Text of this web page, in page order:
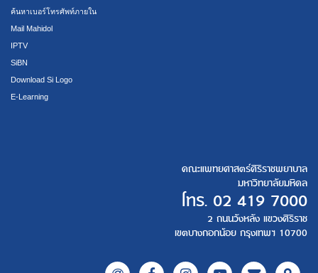
ค้นหาเบอร์โทรศัพท์ภายใน
Mail Mahidol
IPTV
SiBN
Download Si Logo
E-Learning
คณะแพทยศาสตร์ศิริราชพยาบาล
มหาวิทยาลัยมหิดล
โทร. 02 419 7000
2 ถนนวังหลัง แขวงศิริราช
เขตบางกอกน้อย กรุงเทพฯ 10700